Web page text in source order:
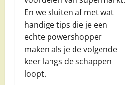
En we sluiten af met wat
handige tips die je een
echte powershopper
maken als je de volgende
keer langs de schappen
loopt.